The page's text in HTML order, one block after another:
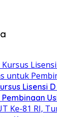
Lisensi